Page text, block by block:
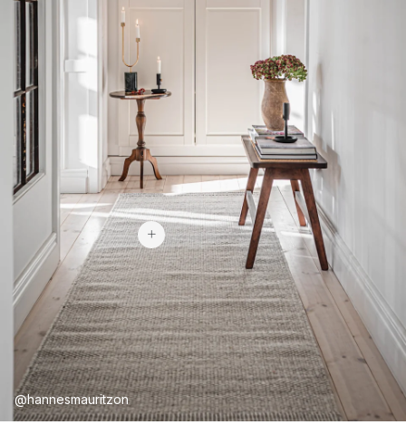
@hannesmauritzon
266 €